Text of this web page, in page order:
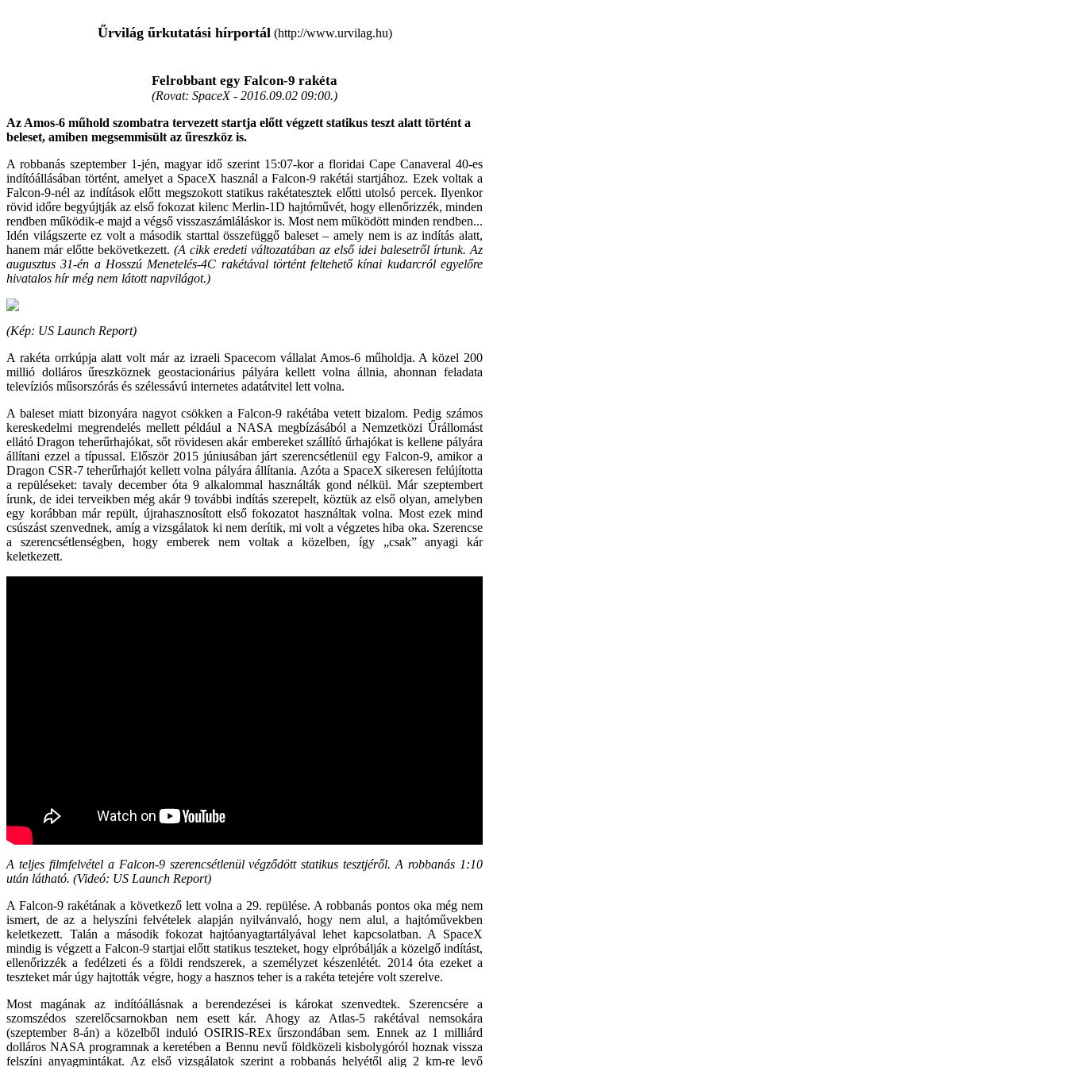
Űrvilág űrkutatási hírportál (http://www.urvilag.hu)
Felrobbant egy Falcon-9 rakéta
(Rovat: SpaceX - 2016.09.02 09:00.)
Az Amos-6 műhold szombatra tervezett startja előtt végzett statikus teszt alatt történt a
beleset, amiben megsemmisült az űreszköz is.
A robbanás szeptember 1-jén, magyar idő szerint 15:07-kor a floridai Cape Canaveral 40-es
indítóállásában történt, amelyet a SpaceX használ a Falcon-9 rakétái startjához. Ezek voltak a
Falcon-9-nél az indítások előtt megszokott statikus rakétatesztek előtti utolsó percek. Ilyenkor
rövid időre begyújtják az első fokozat kilenc Merlin-1D hajtóművét, hogy ellenőrizzék, minden
rendben működik-e majd a végső visszaszámláláskor is. Most nem működött minden rendben...
Idén világszerte ez volt a második starttal összefüggő baleset – amely nem is az indítás alatt,
hanem már előtte bekövetkezett. (A cikk eredeti változatában az első idei balesetről írtunk. Az
augusztus 31-én a Hosszú Menetelés-4C rakétával történt feltehető kínai kudarcról egyelőre
hivatalos hír még nem látott napvilágot.)
(Kép: US Launch Report)
A rakéta orrkúpja alatt volt már az izraeli Spacecom vállalat Amos-6 műholdja. A közel 200
millió dolláros űreszköznek geostacionárius pályára kellett volna állnia, ahonnan feladata
televíziós műsorszórás és szélessávú internetes adatátvitel lett volna.
A baleset miatt bizonyára nagyot csökken a Falcon-9 rakétába vetett bizalom. Pedig számos
kereskedelmi megrendelés mellett például a NASA megbízásából a Nemzetközi Űrállomást
ellátó Dragon teherűrhajókat, sőt rövidesen akár embereket szállító űrhajókat is kellene pályára
állítani ezzel a típussal. Először 2015 júniusában járt szerencsétlenül egy Falcon-9, amikor a
Dragon CSR-7 teherűrhajót kellett volna pályára állítania. Azóta a SpaceX sikeresen felújította
a repüléseket: tavaly december óta 9 alkalommal használták gond nélkül. Már szeptembert
írunk, de idei terveikben még akár 9 további indítás szerepelt, köztük az első olyan, amelyben
egy korábban már repült, újrahasznosított első fokozatot használtak volna. Most ezek mind
csúszást szenvednek, amíg a vizsgálatok ki nem derítik, mi volt a végzetes hiba oka. Szerencse
a szerencsétlenségben, hogy emberek nem voltak a közelben, így „csak” anyagi kár
keletkezett.
A teljes filmfelvétel a Falcon-9 szerencsétlenül végződött statikus tesztjéről. A robbanás 1:10
után látható. (Videó: US Launch Report)
A Falcon-9 rakétának a következő lett volna a 29. repülése. A robbanás pontos oka még nem
ismert, de az a helyszíni felvételek alapján nyilvánvaló, hogy nem alul, a hajtóművekben
keletkezett. Talán a második fokozat hajtóanyagtartályával lehet kapcsolatban. A SpaceX
mindig is végzett a Falcon-9 startjai előtt statikus teszteket, hogy elpróbálják a közelgő indítást,
ellenőrizzék a fedélzeti és a földi rendszerek, a személyzet készenlétét. 2014 óta ezeket a
teszteket már úgy hajtották végre, hogy a hasznos teher is a rakéta tetejére volt szerelve.
Most magának az indítóállásnak a berendezései is károkat szenvedtek. Szerencsére a
szomszédos szerelőcsarnokban nem esett kár. Ahogy az Atlas-5 rakétával nemsokára
(szeptember 8-án) a közelből induló OSIRIS-REx űrszondában sem. Ennek az 1 milliárd
dolláros NASA programnak a keretében a Bennu nevű földközeli kisbolygóról hoznak vissza
felszíni anyagmintákat. Az első vizsgálatok szerint a robbanás helyétől alig 2 km-re levő